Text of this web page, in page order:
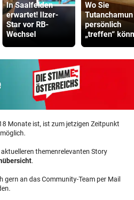
In Saalfelden
erwartet! Ilzer-
Star vor RB-
Wechsel
Wo Sie
Tutanchamun
persönlich
„treffen“
Monate ist, ist zum jetzigen Zeitpunkt
aktuelleren themenrelevanten Story
.
gern an das Community-Team per Mail